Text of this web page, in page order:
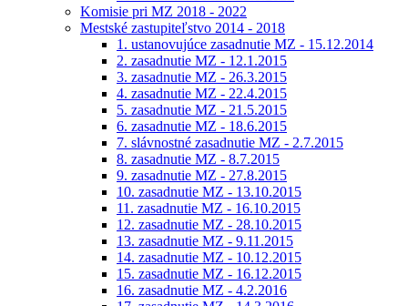
Komisie pri MZ 2018 - 2022
Mestské zastupiteľstvo 2014 - 2018
1. ustanovujúce zasadnutie MZ - 15.12.2014
2. zasadnutie MZ - 12.1.2015
3. zasadnutie MZ - 26.3.2015
4. zasadnutie MZ - 22.4.2015
5. zasadnutie MZ - 21.5.2015
6. zasadnutie MZ - 18.6.2015
7. slávnostné zasadnutie MZ - 2.7.2015
8. zasadnutie MZ - 8.7.2015
9. zasadnutie MZ - 27.8.2015
10. zasadnutie MZ - 13.10.2015
11. zasadnutie MZ - 16.10.2015
12. zasadnutie MZ - 28.10.2015
13. zasadnutie MZ - 9.11.2015
14. zasadnutie MZ - 10.12.2015
15. zasadnutie MZ - 16.12.2015
16. zasadnutie MZ - 4.2.2016